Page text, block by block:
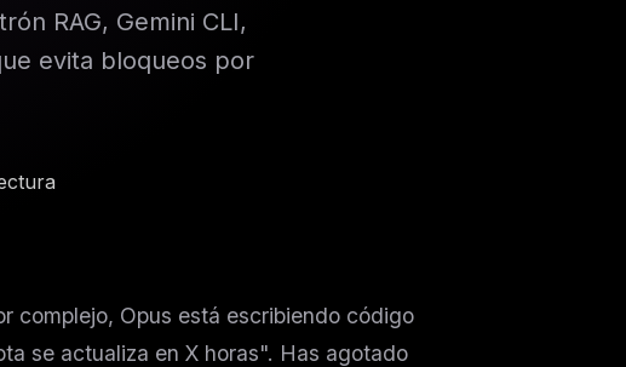
RAG, Gemini CLI,
evita bloqueos por
complejo, Opus está escribiendo código
se actualiza en X horas". Has agotado